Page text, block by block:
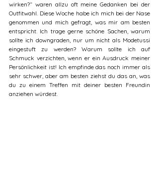
wirken?“ waren allzu oft meine Gedanken bei der
Outfitwahl. Diese Woche habe ich mich bei der Nase
genommen und mich gefragt, was mir am besten
entspricht. Ich trage gerne schöne Sachen, warum
sollte ich downgraden, nur um nicht als Modetussi
eingestuft zu werden? Warum sollte ich auf
Schmuck verzichten, wenn er ein Ausdruck meiner
Persönlichkeit ist! Ich empfinde das noch immer als
sehr schwer, aber am besten ziehst du das an, was
du zu einem Treffen mit deiner besten Freundin
anziehen würdest.